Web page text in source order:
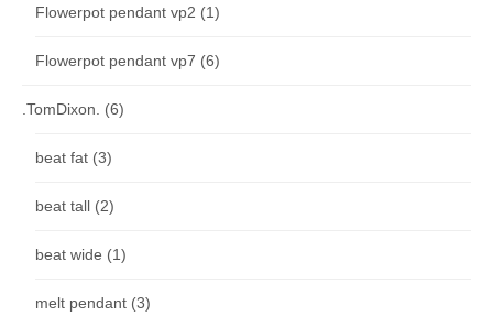
Flowerpot pendant vp2 (1)
Flowerpot pendant vp7 (6)
.TomDixon. (6)
beat fat (3)
beat tall (2)
beat wide (1)
melt pendant (3)